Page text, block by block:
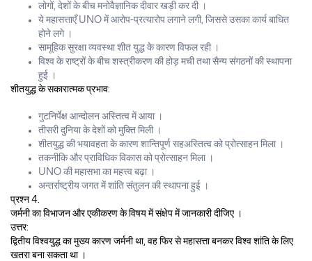
लोगों, देशों के बीच मनोवैज्ञानिक दीवार खड़ी कर दी ।
ये महासत्ताएँ UNO में आरोप-प्रत्यारोप लगाने लगी, जिससे उसका कार्य बाधित
होने लगे ।
सामूहिक सुरक्षा व्यवस्था शीत युद्ध के कारण विफल रही ।
विश्व के राष्ट्रों के बीच शस्त्रीकरण की होड़ मची तथा सैन्य संगठनों की स्थापना
हुई ।
शीतयुद्ध के सकारात्मक प्रभाव:
गुटनिर्पेक्ष आन्दोलन अस्तित्व में आया ।
तीसरी दुनिया के देशों को मुक्ति मिली ।
शीतयुद्ध की भयावहता के कारण शान्तिपूर्ण सहअस्तित्व को प्रोत्साहन मिला ।
तकनीकि और प्राविधिक विकास को प्रोत्साहन मिला ।
UNO की महासभा का महत्त्व बढ़ा ।
अन्तर्राष्ट्रीय जगत में शांति संतुलन की स्थापना हुई ।
प्रश्न 4.
जर्मनी का विभाजन और एकीकरण के विषय में संक्षेप में जानकारी दीजिए ।
उत्तर:
द्वितीय विश्वयुद्ध का मुख्य कारण जर्मनी था, वह फिर से महासत्ता बनकर विश्व शांति के लिए
खतरा बना सकता था ।